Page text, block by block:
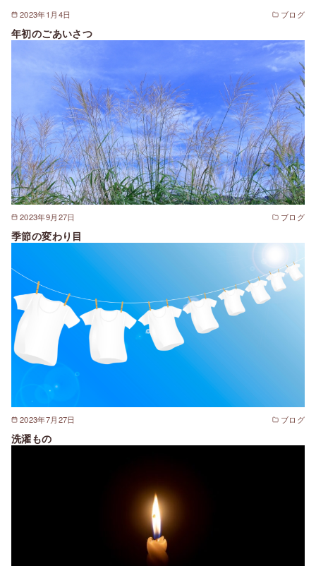
2023年1月4日 ブログ
年初のごあいさつ
2023年9月27日 ブログ
季節の変わり目
2023年7月27日 ブログ
洗濯もの